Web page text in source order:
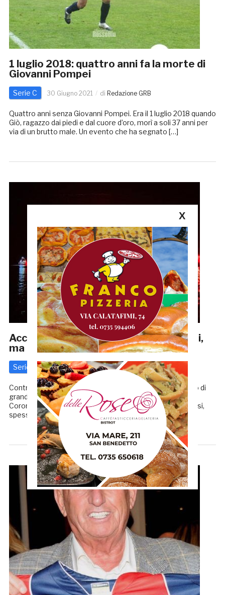
1 luglio 2018: quattro anni fa la morte di
Giovanni Pompei
Serie C 30 Giugno 2021 di Redazione GRB
Quattro anni senza Giovanni Pompei. Era il 1 luglio 2018 quando
Giò, ragazzo dai piedi e dal cuore d’oro, morì a soli 37 anni per
via di un brutto male. Un evento che ha segnato […]
Accertamenti sulla fiaccolata dei tifosi,
ma tutti stanno dalla parte dei tifosi
Serie C 29 Luglio 2020 diRedazione GRB
Contraddizioni. Il nostro tempo ne è pieno e, in un periodo di
grande stress e confusione come quello dell’emergenza
Coronavirus che ci troviamo a vivere da ormai diversi mesi,
spesso ci si è trovati ad […]
X